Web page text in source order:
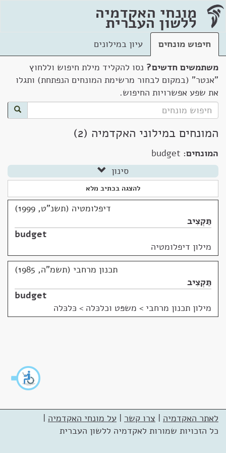
מונחי האקדמיה
ללשון העברית
חיפוש מונחים
עיון במילונים
משתמשים חדשים? נסו להקליד מילת חיפוש וללחוץ
"אנטר" (במקום לבחור מרשימת המונחים הנפתחת) ותגלו
את שפע אפשרויות החיפוש.
המונחים במילוני האקדמיה (2)
המונחים: budget
סינון
להצגה בכתיב מלא
דיפלומטיה (תשנ"ט, 1999)
תַּקְצִיב
budget
מילון דיפלומטיה
תכנון מרחבי (תשמ"ה, 1985)
תַּקְצִיב
budget
מילון תכנון מרחבי > משפּט וכלכּלה > כּלכּלה
לאתר האקדמיה | צרו קשר | על מונחי האקדמיה |
כל הזכויות שמורות לאקדמיה ללשון העברית